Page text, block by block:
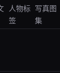
人物标
签
写真图
集